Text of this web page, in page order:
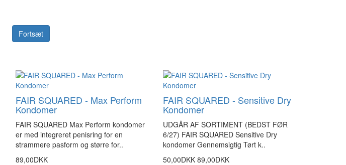
Fortsæt
FAIR SQUARED - Max Perform
Kondomer
FAIR SQUARED Max Perform kondomer
er med integreret penisring for en
strammere pasform og større for..
89,00DKK
FAIR SQUARED - Sensitive Dry
Kondomer
UDGÅR AF SORTIMENT (BEDST FØR
6/27) FAIR SQUARED Sensitive Dry
kondomer Gennemsigtig Tørt k..
50,00DKK 89,00DKK